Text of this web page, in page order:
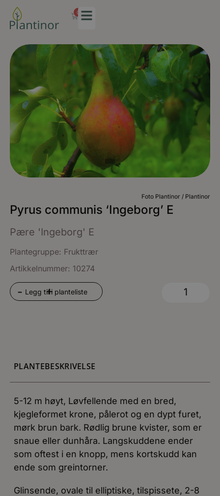
0
Foto Plantinor / Plantinor
Pyrus communis ‘Ingeborg’ E
Pære 'Ingeborg' E
Plantegruppe: Frukttrær
Artikkelnummer: 10274
- +
Legg til i planteliste
PLANTEBESKRIVELSE
5-12 m høyt, Løvfellende med en bred,
kjegleformet krone, pålerot og en dypt furet,
mørk brun bark. Rødlig brune kvister, som er
snaue eller dunhåra. Langskuddene ender
som oftest i en knopp, mens kortskudd kan
ende som greintorner.
Glinsende, ovale til elliptiske, tilspissete, 2-8